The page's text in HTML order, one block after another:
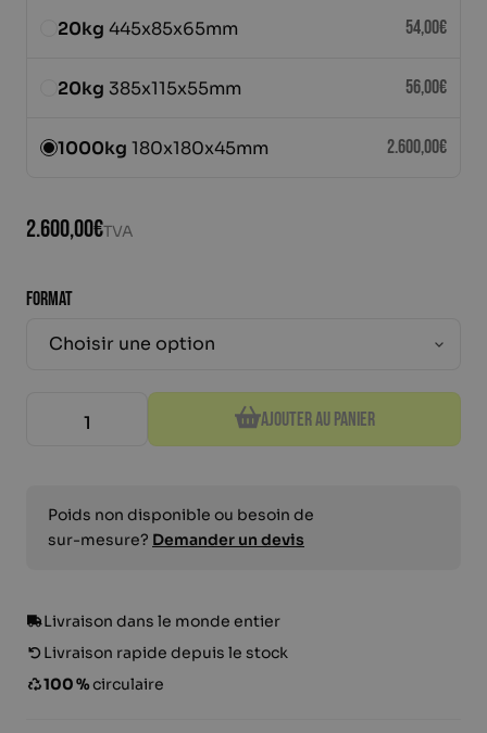
Lestage sur mesure
Néerlandais
20kg 445x85x65mm 54,00€
20kg 385x115x55mm 56,00€
1000kg 180x180x45mm 2.600,00€
2.600,00€TVA
FORMAT
quantité de Blocs de plomb de lestage de 10 kg
Ajouter au panier
Poids non disponible ou besoin de
sur-mesure? Demander un devis
Livraison dans le monde entier
Livraison rapide depuis le stock
100 %circulaire